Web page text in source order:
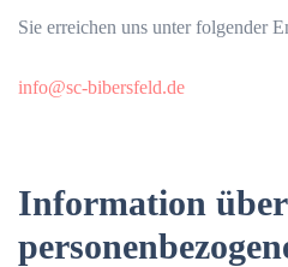
Sie erreichen uns unter folgender
info@sc-bibersfeld.de
Information